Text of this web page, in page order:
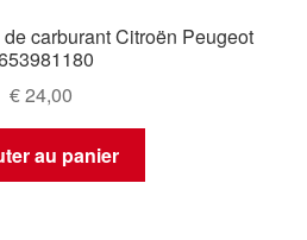
carburant Citroën Peugeot
€24,00
au panier